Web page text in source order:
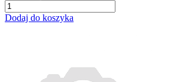
Dodaj do koszyka